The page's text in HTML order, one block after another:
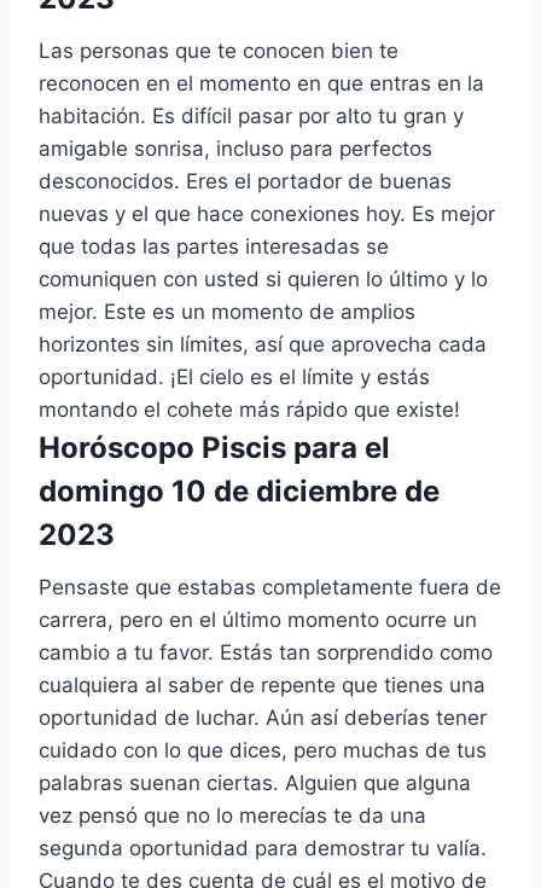
Las personas que te conocen bien te
reconocen en el momento en que entras en la
habitación. Es difícil pasar por alto tu gran y
amigable sonrisa, incluso para perfectos
desconocidos. Eres el portador de buenas
nuevas y el que hace conexiones hoy. Es mejor
que todas las partes interesadas se
comuniquen con usted si quieren lo último y lo
mejor. Este es un momento de amplios
horizontes sin límites, así que aprovecha cada
oportunidad. ¡El cielo es el límite y estás
montando el cohete más rápido que existe!
Horóscopo Piscis para el
domingo 10 de diciembre de
2023
Pensaste que estabas completamente fuera de
carrera, pero en el último momento ocurre un
cambio a tu favor. Estás tan sorprendido como
cualquiera al saber de repente que tienes una
oportunidad de luchar. Aún así deberías tener
cuidado con lo que dices, pero muchas de tus
palabras suenan ciertas. Alguien que alguna
vez pensó que no lo merecías te da una
segunda oportunidad para demostrar tu valía.
Cuando te des cuenta de cuál es el motivo de